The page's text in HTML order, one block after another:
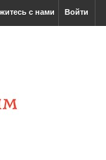
Войти
с нами